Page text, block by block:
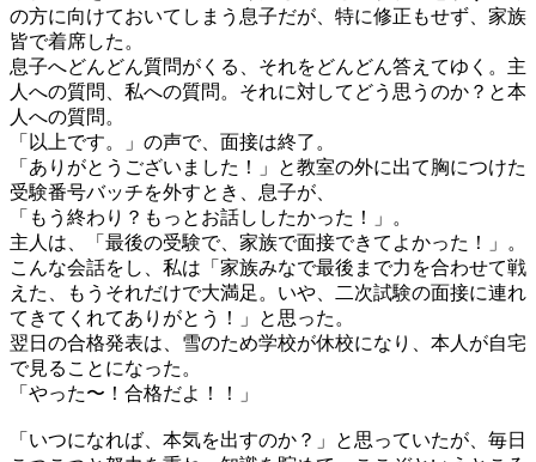
の方に向けておいてしまう息子だが、特に修正もせず、家族
皆で着席した。
息子へどんどん質問がくる、それをどんどん答えてゆく。主
人への質問、私への質問。それに対してどう思うのか？と本
人への質問。
「以上です。」の声で、面接は終了。
「ありがとうございました！」と教室の外に出て胸につけた
受験番号バッチを外すとき、息子が、
「もう終わり？もっとお話ししたかった！」。
主人は、「最後の受験で、家族で面接できてよかった！」。
こんな会話をし、私は「家族みなで最後まで力を合わせて戦
えた、もうそれだけで大満足。いや、二次試験の面接に連れ
てきてくれてありがとう！」と思った。
翌日の合格発表は、雪のため学校が休校になり、本人が自宅
で見ることになった。
「やった〜！合格だよ！！」
「いつになれば、本気を出すのか？」と思っていたが、毎日